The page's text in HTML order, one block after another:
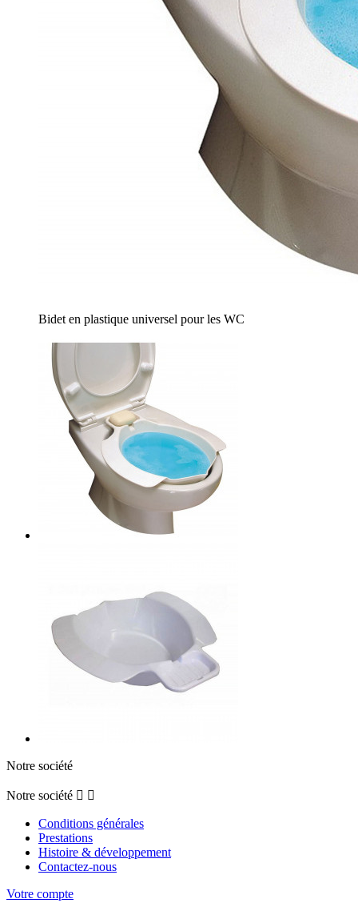
Bidet en plastique universel pour les WC
Notre société
Notre société  
Conditions générales
Prestations
Histoire & développement
Contactez-nous
Votre compte